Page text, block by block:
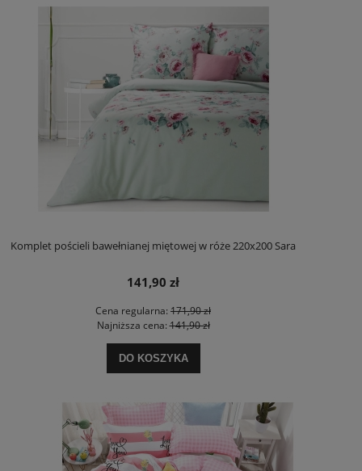
Komplet pościeli bawełnianej miętowej w róże 220x200 Sara
141,90 zł
Cena regularna: 171,90 zł
Najniższa cena:141,90 zł
DO KOSZYKA